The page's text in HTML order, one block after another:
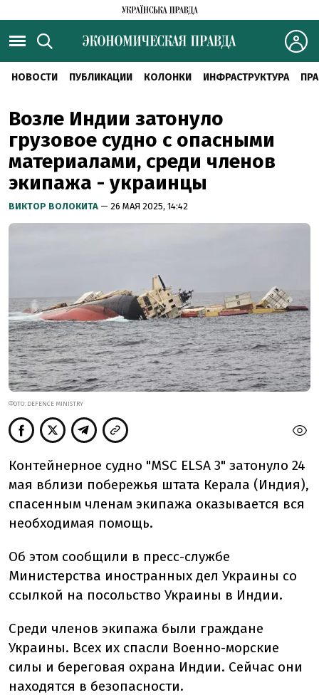
НОВОСТИ ПУБЛИКАЦИИ КОЛОНКИ ИНФРАСТРУКТУРА
Возле Индии затонуло
грузовое судно с опасными
материалами, среди членов
экипажа - украинцы
ВИКТОР ВОЛОКИТА — 26 МАЯ 2025, 14:42
ФОТО: DEFENCE MINISTRY
Контейнерное судно "MSC ELSA 3" затонуло 24
мая вблизи побережья штата Керала (Индия),
спасенным членам экипажа оказывается вся
необходимая помощь.
Об этом сообщили в пресс-службе
Министерства иностранных дел Украины со
ссылкой на посольство Украины в Индии.
Среди членов экипажа были граждане
Украины. Всех их спасли Военно-морские
силы и береговая охрана Индии. Сейчас они
находятся в безопасности.